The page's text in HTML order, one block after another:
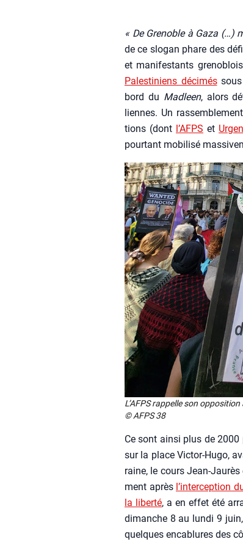
« De Gre­noble à Gaza (…)
de ce slo­gan phare des
et mani­fes­tants
Pales­ti­niens déci­méssous
bord du Mad­leen, alors
liennes. Un
tions (dont l’AFPS et
pour­tant mobi­li­sé
L’AFPS rap­pelle son
© AFPS 38
Ce sont ain­si plus de
sur la place Vic­tor-Hugo,
raine, le cours Jean-
ment après l’in­ter­cep­tion
la liber­té, a en effet été
dimanche 8 au lun­di 9
quelques enca­blures des